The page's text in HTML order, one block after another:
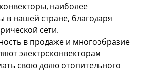
наиболее
в нашей стране, благодаря
сети.
в продаже и многообразие
электроконвекторам
свою долю отопительного